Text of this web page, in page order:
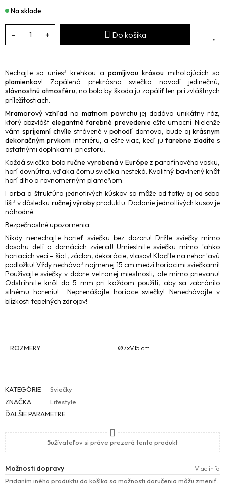
Na sklade
- + Do košíka
Nechajte sa uniesť krehkou a pomíjivou krásou mihotajúcich sa
plamienkov! Zapálená prekrásna sviečka navodí jedinečnú,
slávnostnú atmosféru, no bola by škoda ju zapáliť len pri zvláštnych
príležitostiach.
Mramorový vzhľadna matnom povrchu jej dodáva unikátny ráz,
ktorý obzvlášt elegantné farebné prevedenie ešte umocní. Nielenže
vám spríjemní chvíle strávené v pohodlí domova, bude ajkrásnym
dekoračným prvkom interiéru, a ešte viac, keď jufarebne zladíte s
ostatnými doplnkami priestoru.
Každá sviečka bolaručne vyrobená v Európe z parafínového vosku,
horí dovnútra, vďaka čomu sviečka nesteká. Kvalitný bavlnený knôt
horí dlho a rovnomerným plameňom.
Farba a štruktúra jednotlivých kúskov sa môže od fotky aj od seba
líšiť v dôsledku ručnej výrobyproduktu. Dodanie jednotlivých kusov je
náhodné.
Bezpečnostné upozornenia:
Nikdy nenechajte horieť sviečku bez dozoru! Držte sviečky mimo
dosahu detí a domácich zvierat! Umiestnite sviečku mimo ľahko
horiacich vecí – šiat, záclon, dekorácie, vlasov! Klaďte na nehorľavú
podložku! Vždy nechávať najmenej 15 cm medzi horiacimi sviečkami!
Používajte sviečky v dobre vetranej miestnosti, ale mimo prievanu!
Odstrihnite knôt do 5 mm pri každom použití, aby sa zabránilo
silnému horeniu! Neprenášajte horiace sviečky! Nenechávajte v
blízkosti tepelných zdrojov!
ROZMERY Ø7xV15 cm
KATEGÓRIE
Sviečky
ZNAČKA
Lifestyle
ĎALŠIE PARAMETRE
5užívateľov si práve prezerá tento produkt
Možnosti dopravy
Viac info
Pridaním iného produktu do košíka sa možnosti doručenia môžu zmeniť.